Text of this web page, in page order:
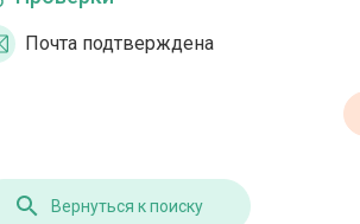
Почта подтверждена
Вернуться к поиску